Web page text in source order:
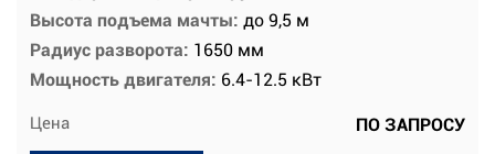
Высота подъема мачты: до 9,5 м
Радиус разворота: 1650 мм
Мощность двигателя: 6.4-12.5 кВт
Цена ПО ЗАПРОСУ